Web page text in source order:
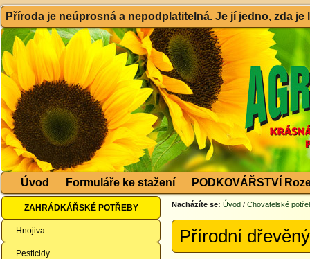
Příroda je neúprosná a nepodplatitelná. Je jí jedno, zda
Úvod Formuláře ke stažení PODKOVÁŘSTVÍ
ZAHRÁDKÁŘSKÉ POTŘEBY
Hnojiva
Pesticidy
Nacházíte se: Úvod / Chovatelské
Přírodní